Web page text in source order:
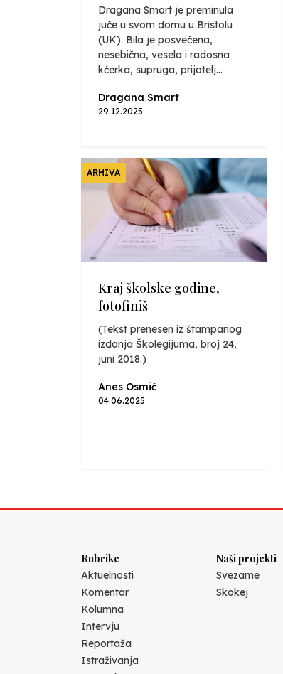
Dragana Smart je preminula
juče u svom domu u Bristolu
(UK). Bila je posvećena,
nesebična, vesela i radosna
kćerka, supruga, prijatelj...
Dragana Smart
29.12.2025
ARHIVA
Kraj školske godine,
fotofiniš
(Tekst prenesen iz štampanog
izdanja Školegijuma, broj 24,
juni 2018.)
Anes Osmić
04.06.2025
Rubrike
Aktuelnosti
Komentar
Kolumna
Intervju
Reportaža
Istraživanja
Naši projekti
Svezame
Skokej